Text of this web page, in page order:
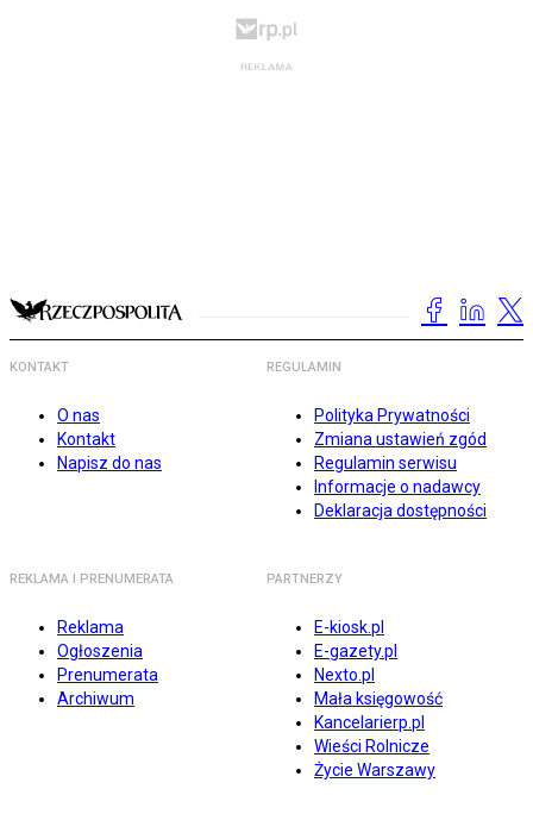
KONTAKT
O nas
Kontakt
Napisz do nas
REGULAMIN
Polityka Prywatności
Zmiana ustawień zgód
Regulamin serwisu
Informacje o nadawcy
Deklaracja dostępności
REKLAMA I PRENUMERATA
Reklama
Ogłoszenia
Prenumerata
Archiwum
PARTNERZY
E-kiosk.pl
E-gazety.pl
Nexto.pl
Mała księgowość
Kancelarierp.pl
Wieści Rolnicze
Życie Warszawy